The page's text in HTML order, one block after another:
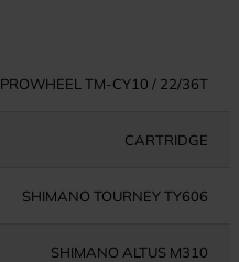
PROWHEEL TM-CY10 / 22/36T
CARTRIDGE
SHIMANO TOURNEY TY606
SHIMANO ALTUS M310